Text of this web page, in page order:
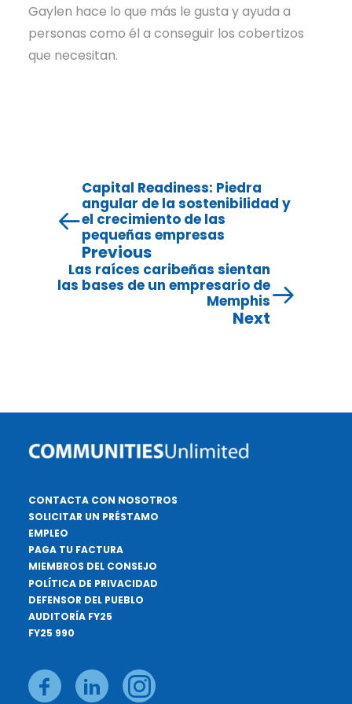
Gaylen hace lo que más le gusta y ayuda a
personas como él a conseguir los cobertizos
que necesitan.
Capital Readiness: Piedra
angular de la sostenibilidad y
el crecimiento de las
pequeñas empresas
Previous
Las raíces caribeñas sientan
las bases de un empresario de
Memphis
Next
CONTACTA CON NOSOTROS
SOLICITAR UN PRÉSTAMO
EMPLEO
PAGA TU FACTURA
MIEMBROS DEL CONSEJO
POLÍTICA DE PRIVACIDAD
DEFENSOR DEL PUEBLO
AUDITORÍA FY25
FY25 990